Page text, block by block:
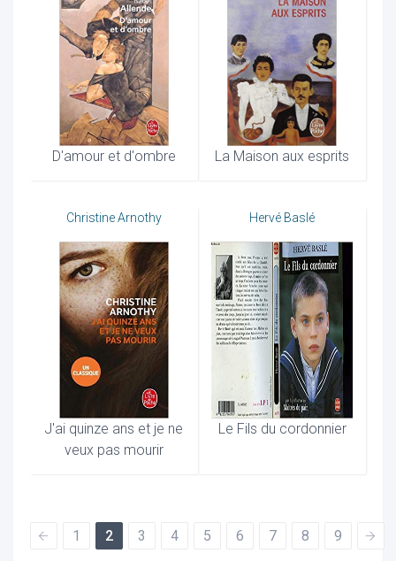
D'amour et d'ombre La Maison aux esprits
Christine Arnothy
J'ai quinze ans et je ne
veux pas mourir
Hervé Baslé
Le Fils du cordonnier
1 2 3 4 5 6 7 8 9